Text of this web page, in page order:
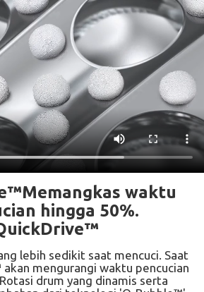
waktu
hingga 50%.
lebih sedikit saat mencuci. Saat
mengurangi waktu pencucian
drum yang dinamis serta